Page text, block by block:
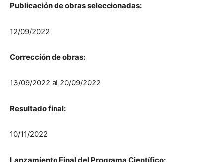
Publicación de obras seleccionadas:
12/09/2022
Corrección de obras:
13/09/2022 al 20/09/2022
Resultado final:
10/11/2022
Lanzamiento Final del Programa Científico: